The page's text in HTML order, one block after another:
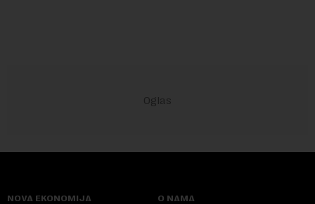
NOVA EKONOMIJA O NAMA